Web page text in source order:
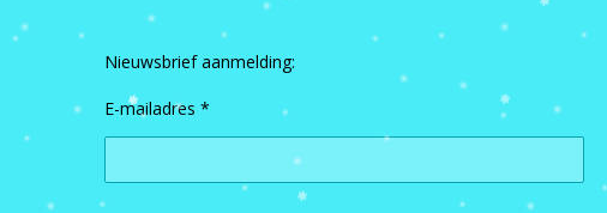
Nieuwsbrief aanmelding:
E-mailadres *